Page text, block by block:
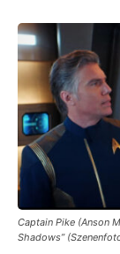
Captain Pike (Anson
Shadows”